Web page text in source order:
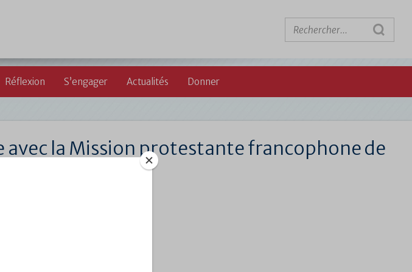
Réflexion S’engager Actualités Donner
la Mission protestante francophone de